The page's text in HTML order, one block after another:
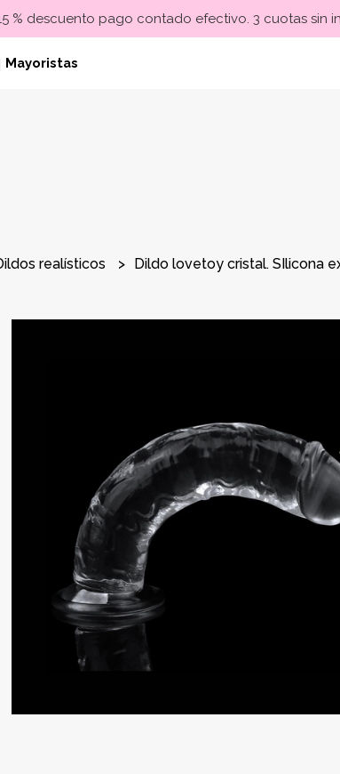
% descuento pago contado efectivo. 3 cuotas
Mayoristas
realísticos Dildo lovetoy cristal. SIlicona